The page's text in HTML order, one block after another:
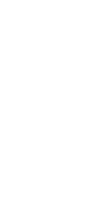
OPD Dukung